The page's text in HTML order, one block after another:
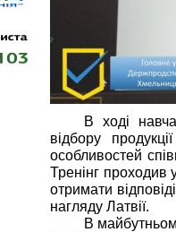
В ході
відбору
особливостей
Тренінг проходив
отримати
нагляду Латвії.
В